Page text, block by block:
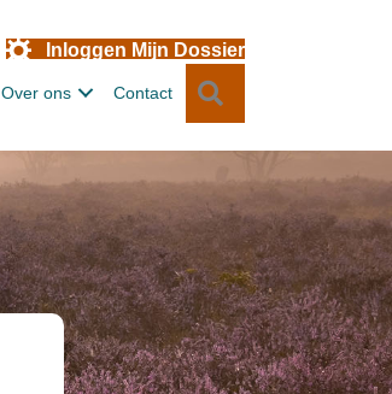
Inloggen Mijn Dossier
Over ons Contact